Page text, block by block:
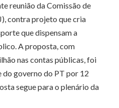
reunião da Comissão de
contra projeto que cria
que dispensam a
A proposta, com
nas contas públicas, foi
do governo do PT por 12
segue para o plenário da